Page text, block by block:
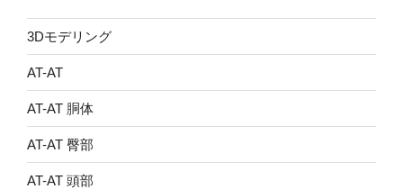
3Dモデリング
AT-AT
AT-AT 胴体
AT-AT 臀部
AT-AT 頭部